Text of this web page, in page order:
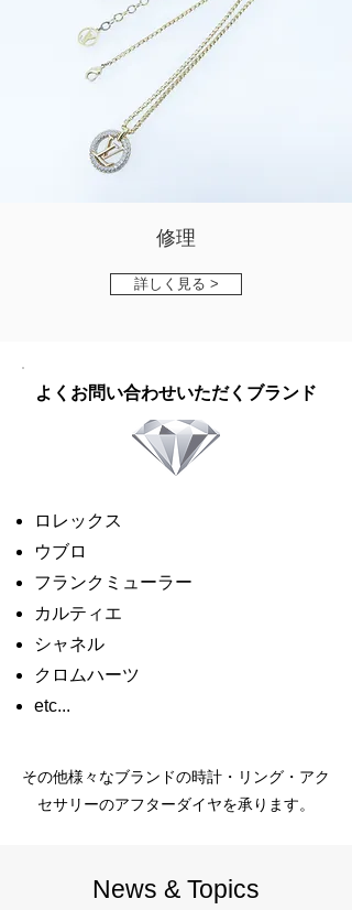
修理
詳しく見る >
​よくお問い合わせいただくブランド
ロレックス
ウブロ
フランクミューラー
カルティエ
シャネル
クロムハーツ
etc...
その他様々なブランドの時計・リング・アク
セサリーのアフターダイヤを承ります。
News & Topics